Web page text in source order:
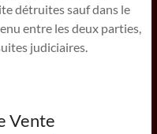
détruites sauf dans le
entre les deux parties,
judiciaires.
Vente